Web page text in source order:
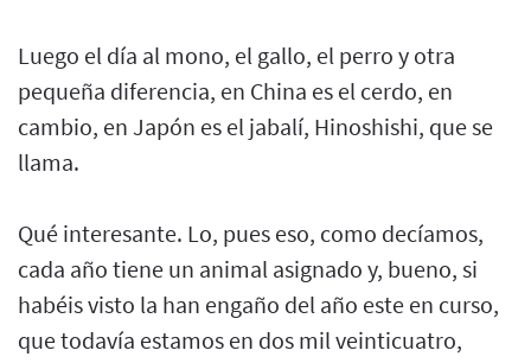
Luego el día al mono, el gallo, el perro y otra
pequeña diferencia, en China es el cerdo, en
cambio, en Japón es el jabalí, Hinoshishi, que se
llama.
Qué interesante. Lo, pues eso, como decíamos,
cada año tiene un animal asignado y, bueno, si
habéis visto la han engaño del año este en curso,
que todavía estamos en dos mil veinticuatro,